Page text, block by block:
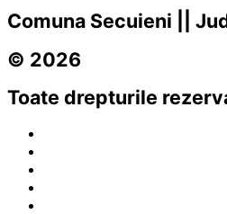
Comuna Secuieni ||
© 2026
Toate drepturile